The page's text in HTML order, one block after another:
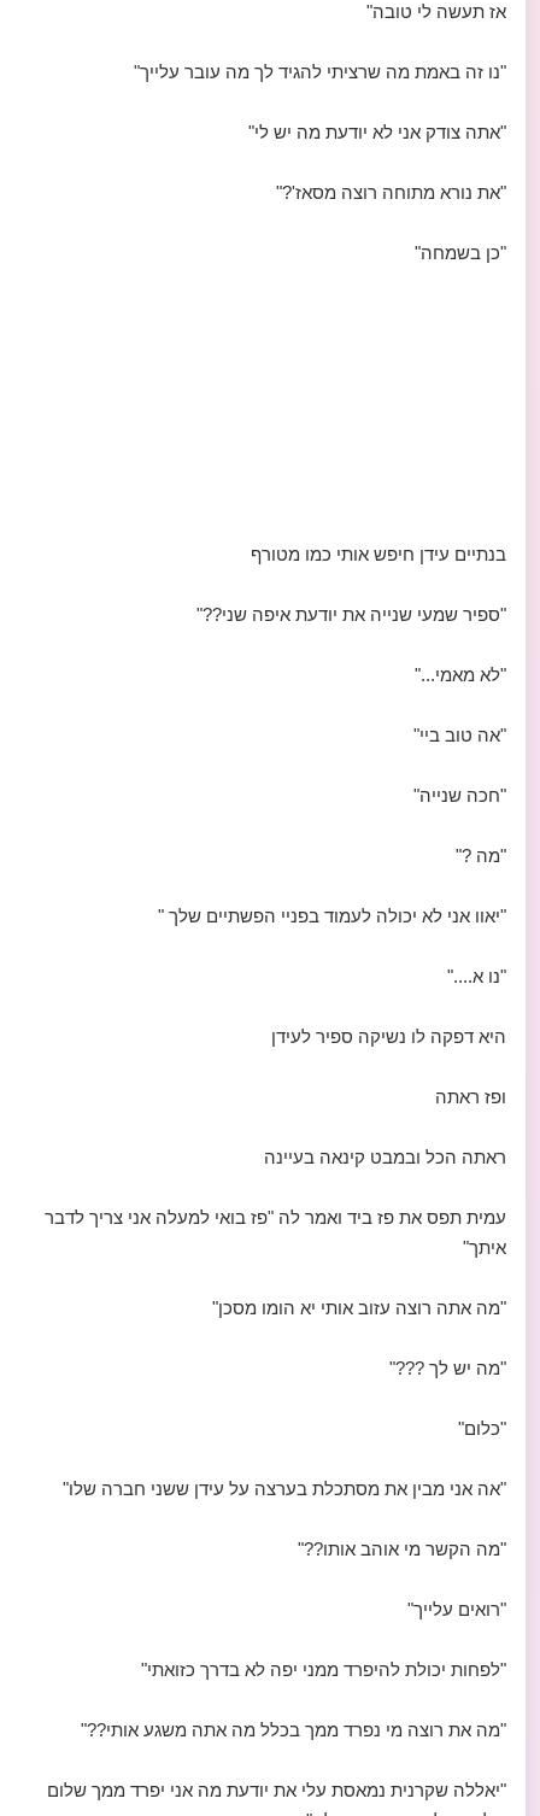
אז תעשה לי טובה"
"נו זה באמת מה שרציתי להגיד לך מה עובר עלייך"
"אתה צודק אני לא יודעת מה יש לי"
"את נורא מתוחה רוצה מסאז'?"
"כן בשמחה"
בנתיים עידן חיפש אותי כמו מטורף
"ספיר שמעי שנייה את יודעת איפה שני??"
"לא מאמי..."
"אה טוב ביי"
"חכה שנייה"
"מה ?"
"יאוו אני לא יכולה לעמוד בפניי הפשתיים שלך "
"נו א...."
היא דפקה לו נשיקה ספיר לעידן
ופז ראתה
ראתה הכל ובמבט קינאה בעיינה
עמית תפס את פז ביד ואמר לה "פז בואי למעלה אני צריך לדבר
איתך"
"מה אתה רוצה עזוב אותי יא הומו מסכן"
"מה יש לך ???"
"כלום"
"אה אני מבין את מסתכלת בערצה על עידן ששני חברה שלו"
"מה הקשר מי אוהב אותו??"
"רואים עלייך"
"לפחות יכולת להיפרד ממני יפה לא בדרך כזואתי"
"מה את רוצה מי נפרד ממך בכלל מה אתה משגע אותי??"
"יאללה שקרנית נמאסת עלי את יודעת מה אני יפרד ממך שלום